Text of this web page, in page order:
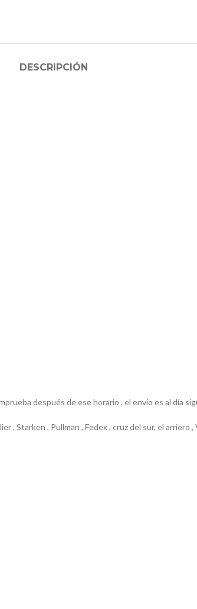
DESCRIPCIÓN
después de ese horario , el envío es al día
, Starken , Pullman , Fedex , cruz del sur, el arriero